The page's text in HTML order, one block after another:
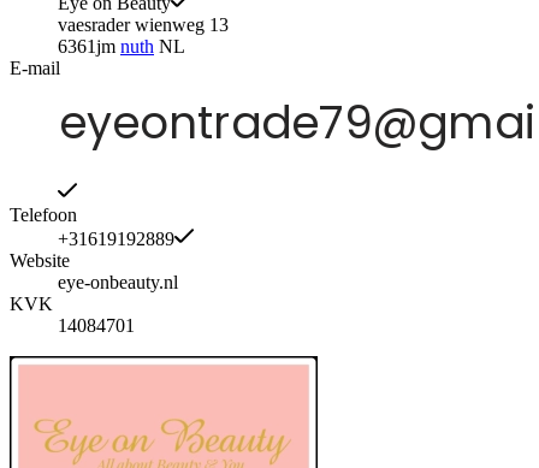
vaesrader wienweg 13
6361jm nuth NL
E-mail
Telefoon
+31619192889
Website
eye-onbeauty.nl
KVK
14084701